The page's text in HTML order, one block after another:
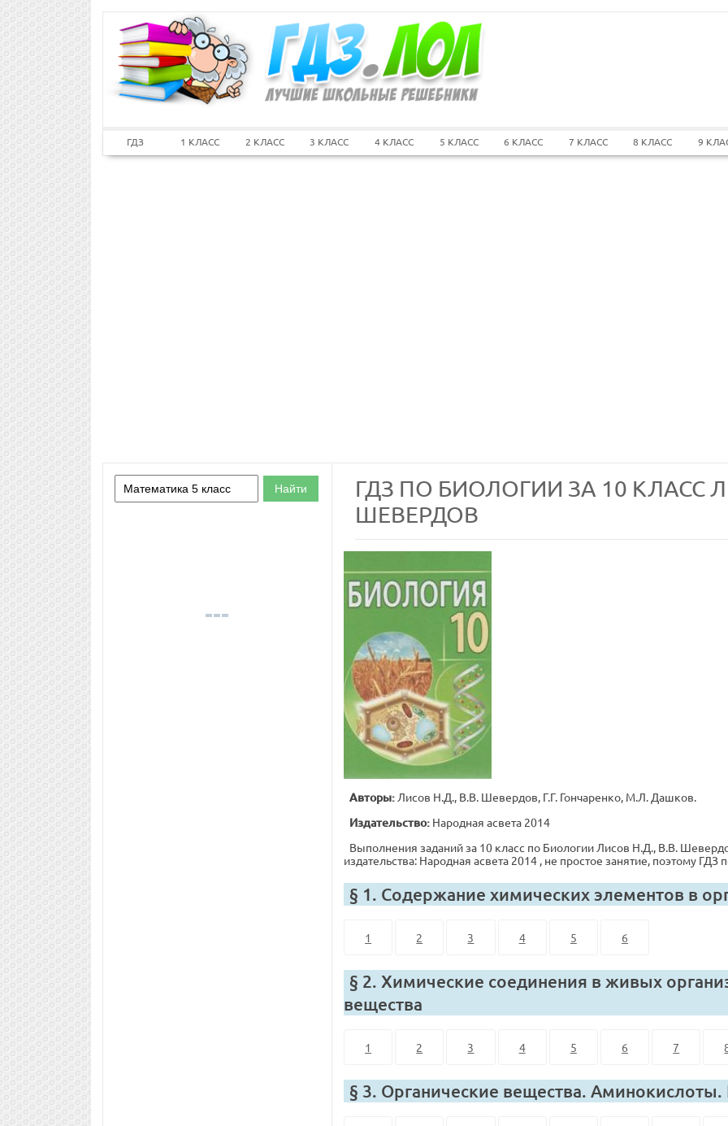
ГДЗ 1 КЛАСС 2 КЛАСС 3 КЛАСС 4 КЛАСС 5 КЛАСС 6 КЛАСС 7 КЛАСС 8 КЛАСС 9
ГДЗ ПО БИОЛОГИИ ЗА 10 КЛАСС
ШЕВЕРДОВ
Авторы: Лисов Н.Д., В.В. Шевердов, Г.Г. Гончаренко, М.Л. Дашков.
Издательство: Народная асвета 2014
Выполнения заданий за 10 класс по Биологии Лисов Н.Д., В.В.
издательства: Народная асвета 2014 , не простое занятие, поэтому
§ 1. Содержание химических элементов в
1 2 3 4 5 6
§ 2. Химические соединения в живых
вещества
1 2 3 4 5 6 7
§ 3. Органические вещества. Аминокислоты.